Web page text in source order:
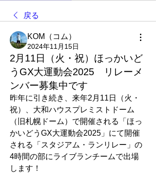
戻る
KOM（コム）
2024年11月15日
2月11日（火・祝）ほっかいど
うGX大運動会2025 リレーメ
ンバー募集中です
昨年に引き続き、来年2月11日（火・
祝）、大和ハウスプレミストドーム
（旧札幌ドーム）で開催される「ほっ
かいどうGX大運動会2025」にて開催
される「スタジアム・ランリレー」の
4時間の部にライブランチームで出場
します！